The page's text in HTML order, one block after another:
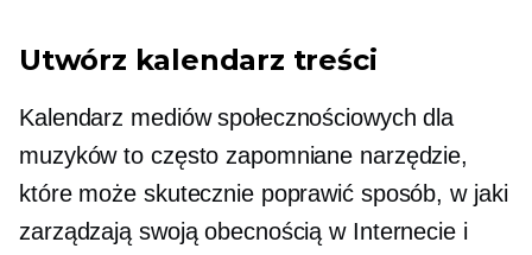
Utwórz kalendarz treści
Kalendarz mediów społecznościowych dla
muzyków to często zapomniane narzędzie,
które może skutecznie poprawić sposób, w jaki
zarządzają swoją obecnością w Internecie i